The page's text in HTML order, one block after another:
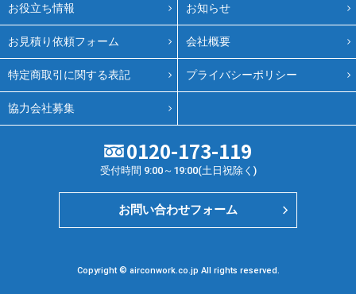
お役立ち情報 お知らせ
お見積り依頼フォーム 会社概要
特定商取引に関する表記 プライバシーポリシー
協力会社募集
0120-173-119
受付時間 9:00～19:00(土日祝除く)
お問い合わせフォーム
Copyright © airconwork.co.jp All rights reserved.